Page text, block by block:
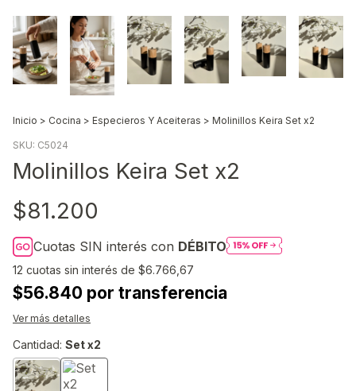
Inicio > Cocina > Especieros Y Aceiteras > Molinillos Keira Set x2
SKU: C5024
Molinillos Keira Set x2
$81.200
Cuotas SIN interés con DÉBITO
12 cuotas sin interés de $6.766,67
$56.840 por transferencia
Ver más detalles
Cantidad: Set x2